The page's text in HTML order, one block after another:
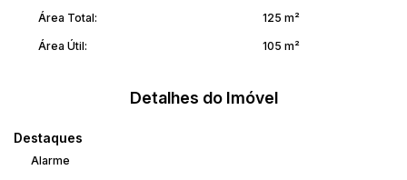
Área Total: 125 m²
Área Útil: 105 m²
Detalhes do Imóvel
Destaques
Alarme